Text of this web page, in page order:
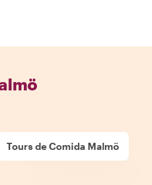
Tours de Comida Malmö